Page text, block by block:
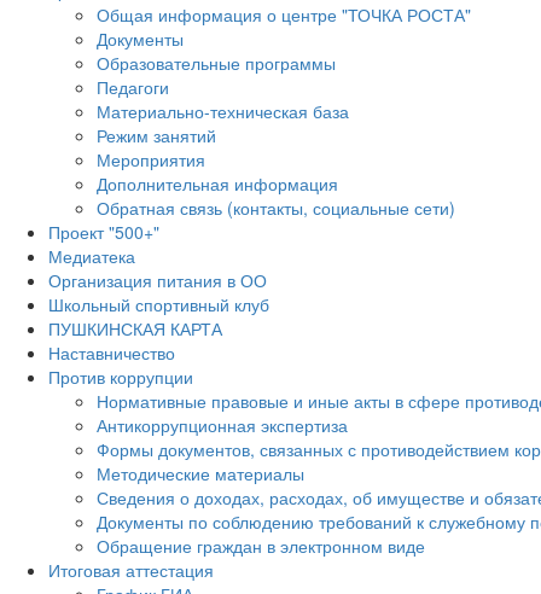
Общая информация о центре "ТОЧКА РОСТА"
Документы
Образовательные программы
Педагоги
Материально-техническая база
Режим занятий
Мероприятия
Дополнительная информация
Обратная связь (контакты, социальные сети)
Проект "500+"
Медиатека
Организация питания в ОО
Школьный спортивный клуб
ПУШКИНСКАЯ КАРТА
Наставничество
Против коррупции
Нормативные правовые и иные акты в сфере
Антикоррупционная экспертиза
Формы документов, связанных с противодействием
Методические материалы
Сведения о доходах, расходах, об имуществе и
Документы по соблюдению требований к служебному
Обращение граждан в электронном виде
Итоговая аттестация